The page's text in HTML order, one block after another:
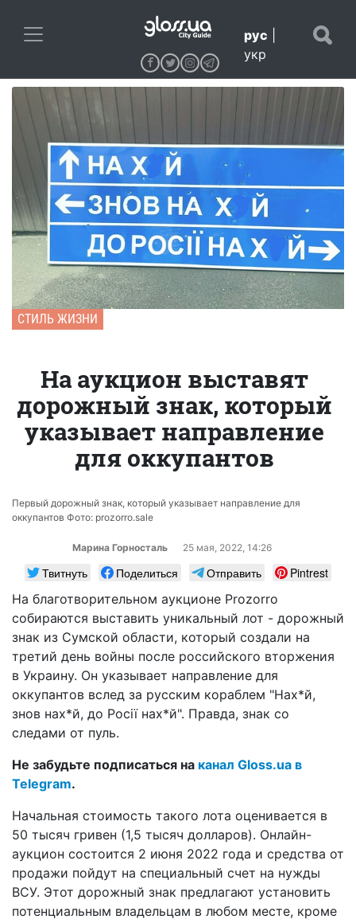
рус
укр
СТИЛЬ ЖИЗНИ
На аукцион выставят
дорожный знак, который
указывает направление
для оккупантов
Первый дорожный знак, который указывает направление для
оккупантов Фото: prozorro.sale
Марина Горносталь 25 мая, 2022, 14:26
Твитнуть Поделиться Отправить
Pintrest
На благотворительном аукционе Prozorro
собираются выставить уникальный лот - дорожный
знак из Сумской области, который создали на
третий день войны после российского вторжения
в Украину. Он указывает направление для
оккупантов вслед за русским кораблем "Нах*й,
знов нах*й, до Росії нах*й". Правда, знак со
следами от пуль.
Не забудьте подписаться на канал Gloss.ua в
Telegram.
Начальная стоимость такого лота оценивается в
50 тысяч гривен (1,5 тысяч долларов). Онлайн-
аукцион состоится 2 июня 2022 года и средства от
продажи пойдут на специальный счет на нужды
ВСУ. Этот дорожный знак предлагают установить
потенциальным владельцам в любом месте, кроме